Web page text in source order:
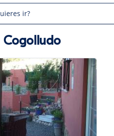
ir?
Cogolludo